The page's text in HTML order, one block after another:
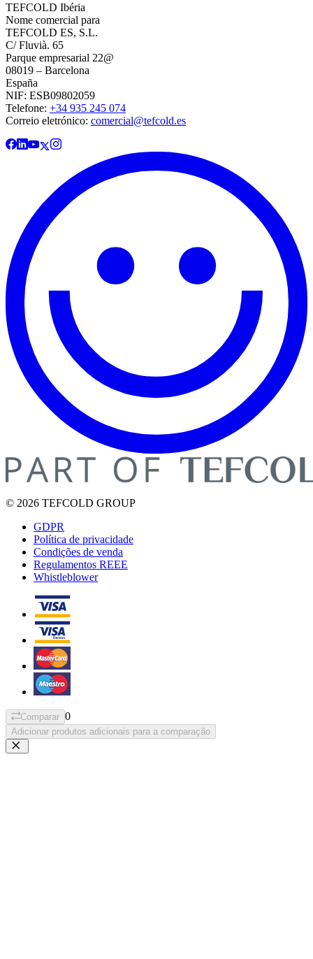
TEFCOLD Ibéria
Nome comercial para
TEFCOLD ES, S.L.
C/ Fluvià. 65
Parque empresarial 22@
08019 – Barcelona
España
NIF: ESB09802059
Telefone: +34 935 245 074
Correio eletrónico: comercial@tefcold.es
© 2026 TEFCOLD GROUP
GDPR
Política de privacidade
Condições de venda
Regulamentos REEE
Whistleblower
Comparar 0
Adicionar produtos adicionais para a comparação